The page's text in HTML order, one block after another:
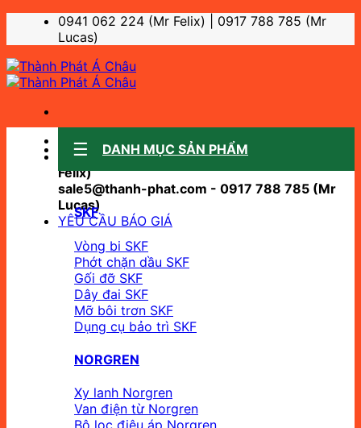
dung
0941 062 224 (Mr Felix) | 0917 788 785 (Mr
Lucas)
Sale support:
sale10@thanh-phat.com - 0941 062 224 (Mr
Felix)
sale5@thanh-phat.com - 0917 788 785 (Mr
Lucas)
YÊU CẦU BÁO GIÁ
DANH MỤC SẢN PHẨM
SKF
Vòng bi SKF
Phớt chặn dầu SKF
Gối đỡ SKF
Dây đai SKF
Mỡ bôi trơn SKF
Dụng cụ bảo trì SKF
NORGREN
Xy lanh Norgren
Van điện từ Norgren